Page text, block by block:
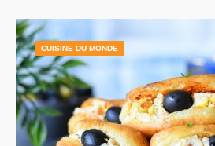
CUISINE DU MONDE